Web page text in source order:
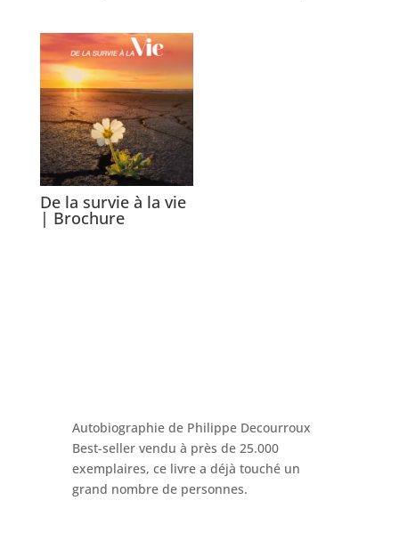
De la survie à la vie
| Brochure
Autobiographie de Philippe Decourroux
Best-seller vendu à près de 25.000
exemplaires, ce livre a déjà touché un
grand nombre de personnes.